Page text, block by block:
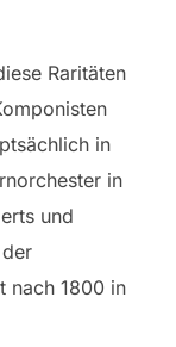
Raritäten
in
in
und
nach 1800 in